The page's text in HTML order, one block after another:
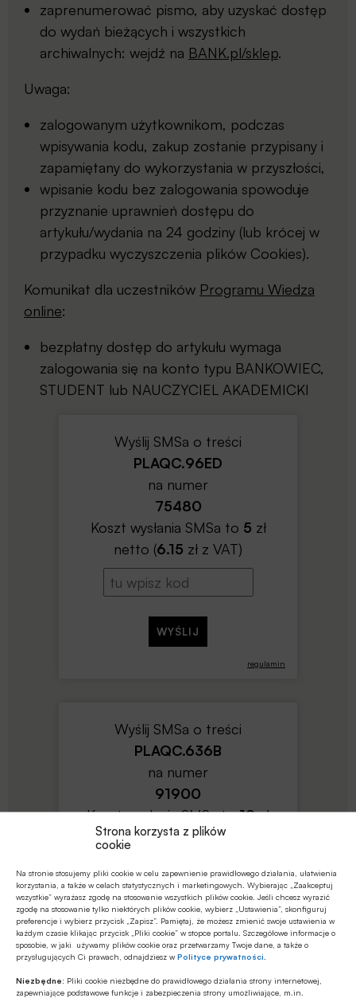
Strona korzysta z plików
cookie
Na stronie stosujemy pliki cookie w celu zapewnienie prawidłowego działania, ułatwienia
korzystania, a także w celach statystycznych i marketingowych. Wybierając „Zaakceptuj
wszystkie” wyrażasz zgodę na stosowanie wszystkich plików cookie. Jeśli chcesz wyrazić
zgodę na stosowanie tylko niektórych plików cookie, wybierz „Ustawienia”, skonfiguruj
preferencje i wybierz przycisk „Zapisz”. Pamiętaj, że możesz zmienić swoje ustawienia w
każdym czasie klikając przycisk „Pliki cookie” w stopce portalu. Szczegółowe informacje o
sposobie, w jaki używamy plików cookie oraz przetwarzamy Twoje dane, a także o
przysługujących Ci prawach, odnajdziesz wPolityce prywatności
Niezbędne: Pliki cookie niezbędne do prawidłowego działania strony internetowej,
zapewniające podstawowe funkcje i zabezpieczenia strony umożliwiające, m.in.
zaprenumerować pismo, aby uzyskać dostęp
do wydań bieżących i wszystkich
archiwalnych: wejdź na BANK.pl/sklep.
Uwaga:
zalogowanym użytkownikom, podczas
wpisywania kodu, zakup zostanie przypisany i
zapamiętany do wykorzystania w przyszłości,
wpisanie kodu bez zalogowania spowoduje
przyznanie uprawnień dostępu do
artykułu/wydania na 24 godziny (lub krócej w
przypadku wyczyszczenia plików Cookies).
Komunikat dla uczestników Programu Wiedza
online:
bezpłatny dostęp do artykułu wymaga
zalogowania się na konto typu BANKOWIEC,
STUDENT lub NAUCZYCIEL AKADEMICKI
regulamin
Wyślij SMSa o treści
PLAQC.96ED
na numer
75480
Koszt wysłania SMSa to 5 zł
netto (6.15 zł z VAT)
regulamin
Wyślij SMSa o treści
PLAQC.636B
na numer
91900
Koszt wysłania SMSa to19zł
netto (23.37 zł z VAT)